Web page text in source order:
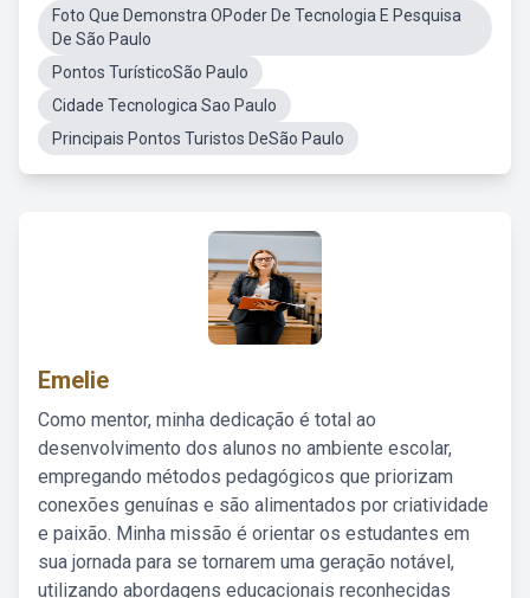
Foto Que Demonstra OPoder De Tecnologia E Pesquisa
De São Paulo
Pontos TurísticoSão Paulo
Cidade Tecnologica Sao Paulo
Principais Pontos Turistos DeSão Paulo
Emelie
Como mentor, minha dedicação é total ao
desenvolvimento dos alunos no ambiente escolar,
empregando métodos pedagógicos que priorizam
conexões genuínas e são alimentados por criatividade
e paixão. Minha missão é orientar os estudantes em
sua jornada para se tornarem uma geração notável,
utilizando abordagens educacionais reconhecidas